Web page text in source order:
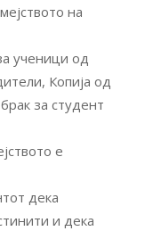
на
ученици од
Копија од
за студент
е
дека
и дека